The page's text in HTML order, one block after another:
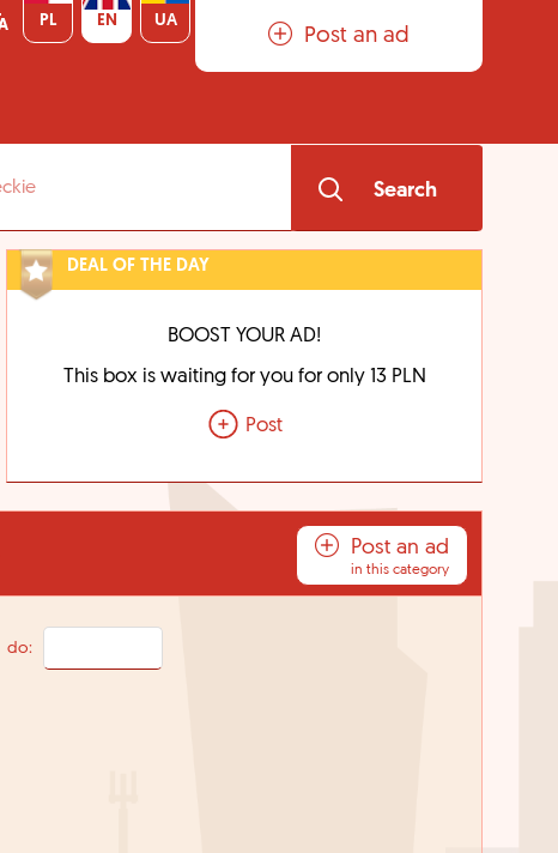
Post an ad
PL EN UA
Search
DEAL OF THE DAY
BOOST YOUR AD!
This box is waiting for you for only 13 PLN
Post
Post an ad
in this category
do: